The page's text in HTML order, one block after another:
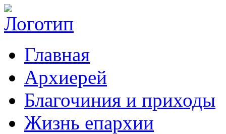
Главная
Архиерей
Благочиния и приходы
Жизнь епархии